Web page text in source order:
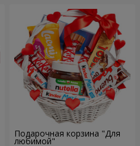
Подарочная корзина "Для
любимой"